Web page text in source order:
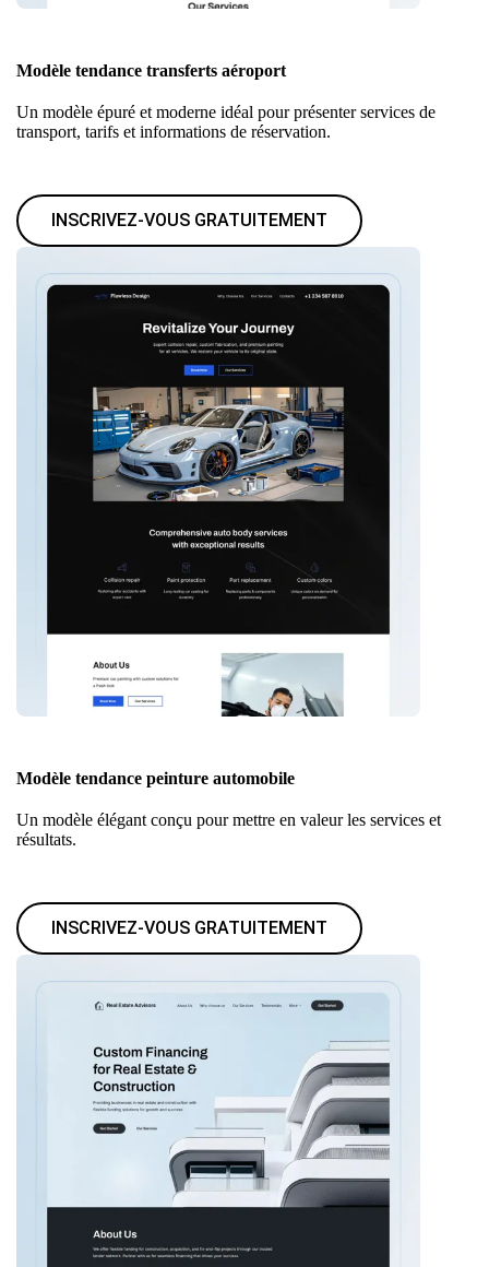
Modèle tendance transferts aéroport
Un modèle épuré et moderne idéal pour présenter services de
transport, tarifs et informations de réservation.
INSCRIVEZ-VOUS GRATUITEMENT
Modèle tendance peinture automobile
Un modèle élégant conçu pour mettre en valeur les services et
résultats.
INSCRIVEZ-VOUS GRATUITEMENT